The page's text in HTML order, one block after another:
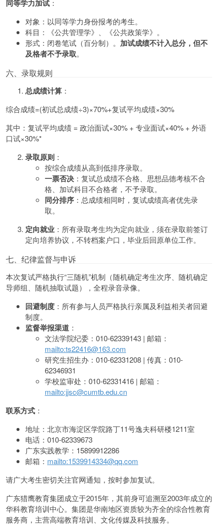
同等学力加试 ：
对象：以同等学力身份报考的考生。
科目：《公共管理学》、《公共政策学》。
形式：闭卷笔试（百分制）。 加试成绩不计入总分，但不
及格者不予录取。
六、录取规则
总成绩计算 ：
综合成绩=(初试总成绩÷3)×70%+复试平均成绩×30%
其中：复试平均成绩 = 政治面试×30% + 专业面试×40% + 外语
口试×30%*
录取原则 ：
按综合成绩从高到低排序录取。
一票否决 ：复试总成绩不合格、思想品德考核不合
格、加试科目不合格者，不予录取。
同分排序 ：总成绩相同时，复试成绩高者优先录
取。
定向就业 ：所有录取考生均为定向就业，须在录取前签订
定向培养协议，不转档案户口，毕业后回原单位工作。
七、纪律监督与申诉
本次复试严格执行“三随机”机制（随机确定考生次序、随机确定
导师组、随机抽取试题），全程录音录像。
回避制度 ：所有参与人员严格执行亲属及利益相关者回避
制度。
监督举报渠道 ：
文法学院纪委：010-62339143 | 邮箱：
mailto:ts22416@163.com
研究生招生办：010-62331208 | 传真：010-
62346931
学校监审处：010-62331416 | 邮箱：
mailto:jjsc@cumtb.edu.cn
联系方式 ：
地址：北京市海淀区学院路丁11号逸夫科研楼1211室
电话：010-62339673
广东实践教学：15899912286
邮箱： mailto:1539914334@qq.com
请广大考生密切关注官网通知，按时参加复试。
广东猎鹰教育集团成立于2015年，其前身可追溯至2003年成立的
华科教育培训中心。集团是华南地区资质较为齐全的综合性教育
服务商，主营高端教育培训、文化传媒及科技服务。